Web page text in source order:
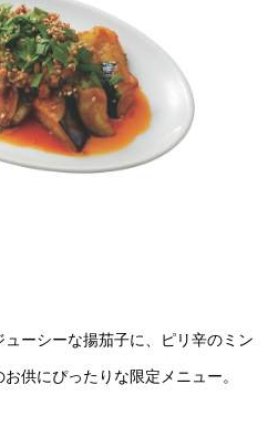
ーシーな揚茄子に、ピリ辛のミン
供にぴったりな限定メニュー。